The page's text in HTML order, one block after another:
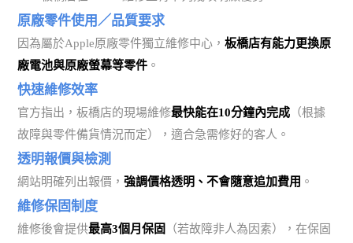
原廠零件使用／品質要求
因為屬於Apple原廠零件獨立維修中心，板橋店有能力更換原
廠電池與原廠螢幕等零件 。
快速維修效率
官方指出，板橋店的現場維修最快能在10分鐘內完成 （根據
故障與零件備貨情況而定），適合急需修好的客人。
透明報價與檢測
網站明確列出報價，強調價格透明、不會隨意追加費用 。
維修保固制度
維修後會提供最高3個月保固 （若故障非人為因素），在保固